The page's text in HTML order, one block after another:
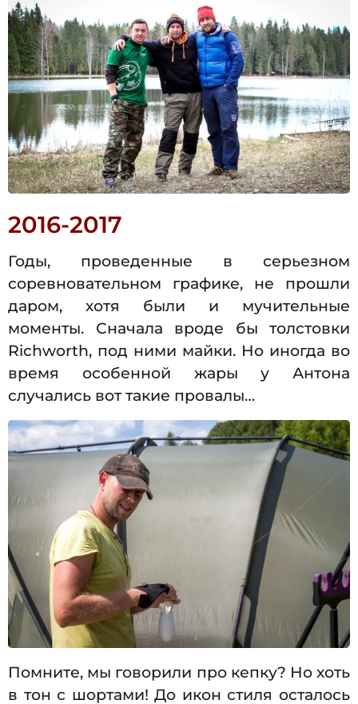
2016-2017
Годы, проведенные в серьезном
соревновательном графике, не прошли
даром, хотя были и мучительные
моменты. Сначала вроде бы толстовки
Richworth, под ними майки. Но иногда во
время особенной жары у Антона
случались вот такие провалы…
Помните, мы говорили про кепку? Но хоть
в тон с шортами! До икон стиля осталось